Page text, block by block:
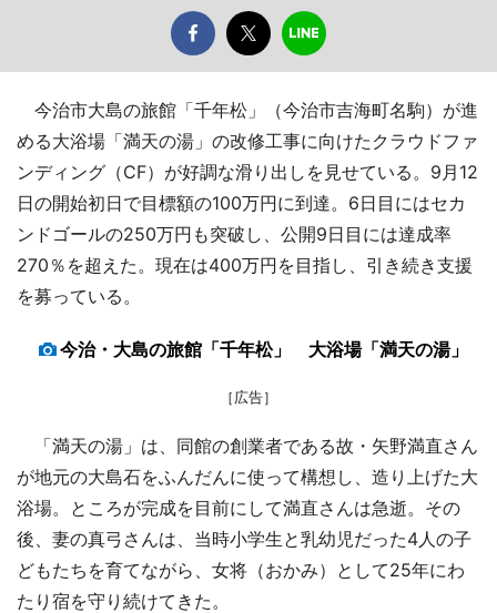
今治市大島の旅館「千年松」（今治市吉海町名駒）が進
める大浴場「満天の湯」の改修工事に向けたクラウドファ
ンディング（CF）が好調な滑り出しを見せている。9月12
日の開始初日で目標額の100万円に到達。6日目にはセカ
ンドゴールの250万円も突破し、公開9日目には達成率
270％を超えた。現在は400万円を目指し、引き続き支援
を募っている。
今治・大島の旅館「千年松」 大浴場「満天の湯」
［広告］
「満天の湯」は、同館の創業者である故・矢野満直さん
が地元の大島石をふんだんに使って構想し、造り上げた大
浴場。ところが完成を目前にして満直さんは急逝。その
後、妻の真弓さんは、当時小学生と乳幼児だった4人の子
どもたちを育てながら、女将（おかみ）として25年にわ
たり宿を守り続けてきた。